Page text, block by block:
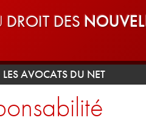
DROIT DES
LES AVOCATS DU NET